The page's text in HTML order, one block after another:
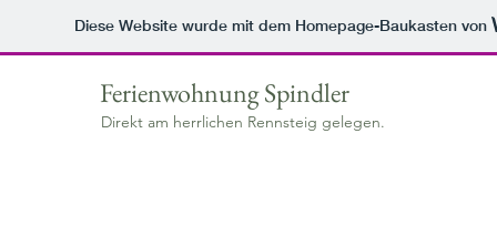
Diese Website wurde mit dem Homepage-Baukasten von
Ferienwohnung Spindler
Direkt am herrlichen Rennsteig gelegen.